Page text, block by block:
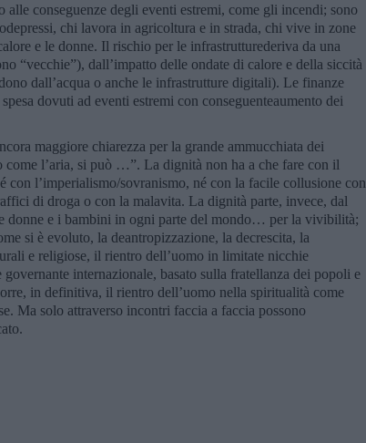
conseguenze degli eventi estremi, come gli incendi; sono
chi lavora in agricoltura e in strada, chi vive in zone
e le donne. Il rischio per le infrastrutturederiva da una
“vecchie”), dall’impatto delle ondate di calore e della siccità
dall’acqua o anche le infrastrutture digitali). Le finanze
dovuti ad eventi estremi con conseguenteaumento dei
maggiore chiarezza per la grande ammucchiata dei
l’aria, si può …”. La dignità non ha a che fare con il
con l’imperialismo/sovranismo, né con la facile collusione con
di droga o con la malavita. La dignità parte, invece, dal
donne e i bambini in ogni parte del mondo… per la vivibilità;
si è evoluto, la deantropizzazione, la decrescita, la
e religiose, il rientro dell’uomo in limitate nicchie
internazionale, basato sulla fratellanza dei popoli e
in definitiva, il rientro dell’uomo nella spiritualità come
Ma solo attraverso incontri faccia a faccia possono